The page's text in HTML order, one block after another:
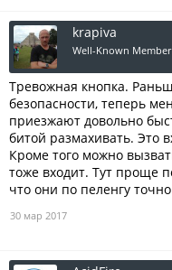
krapiva
Well-Known Member
Тревожная кнопка.
безопасности, теперь
приезжают довольно
битой размахивать. Это
Кроме того можно
тоже входит. Тут проще
что они по пеленгу
30 мар 2017